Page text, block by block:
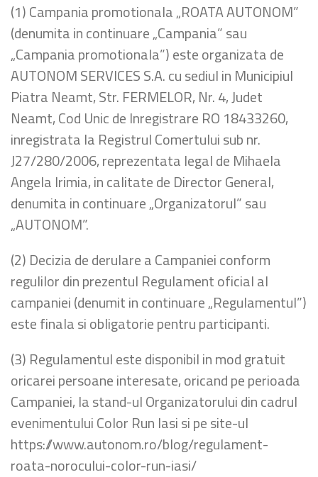
(1) Campania promotionala „ROATA AUTONOM”
(denumita in continuare „Campania” sau
„Campania promotionala”) este organizata de
AUTONOM SERVICES S.A. cu sediul in Municipiul
Piatra Neamt, Str. FERMELOR, Nr. 4, Judet
Neamt, Cod Unic de Inregistrare RO 18433260,
inregistrata la Registrul Comertului sub nr.
J27/280/2006, reprezentata legal de Mihaela
Angela Irimia, in calitate de Director General,
denumita in continuare „Organizatorul” sau
„AUTONOM”.
(2) Decizia de derulare a Campaniei conform
regulilor din prezentul Regulament oficial al
campaniei (denumit in continuare „Regulamentul”)
este finala si obligatorie pentru participanti.
(3) Regulamentul este disponibil in mod gratuit
oricarei persoane interesate, oricand pe perioada
Campaniei, la stand-ul Organizatorului din cadrul
evenimentului Color Run Iasi si pe site-ul
https://www.autonom.ro/blog/regulament-
roata-norocului-color-run-iasi/